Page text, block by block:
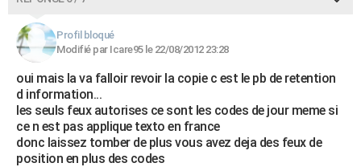
Profil bloqué
Modifié par Icare95 le 22/08/2012 23:28
oui mais la va falloir revoir la copie c est le pb de retention
d information...
les seuls feux autorises ce sont les codes de jour meme si
ce n est pas applique texto en france
donc laissez tomber de plus vous avez deja des feux de
position en plus des codes